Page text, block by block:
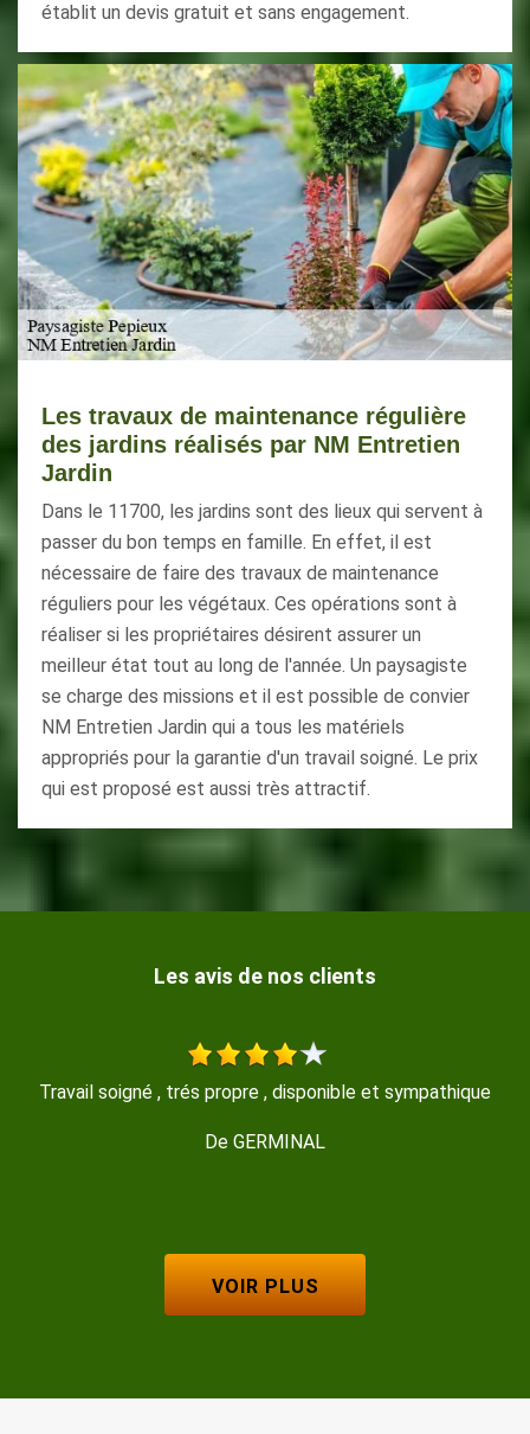
établit un devis gratuit et sans engagement.
Les travaux de maintenance régulière
des jardins réalisés par NM Entretien
Jardin
Dans le 11700, les jardins sont des lieux qui servent à
passer du bon temps en famille. En effet, il est
nécessaire de faire des travaux de maintenance
réguliers pour les végétaux. Ces opérations sont à
réaliser si les propriétaires désirent assurer un
meilleur état tout au long de l'année. Un paysagiste
se charge des missions et il est possible de convier
NM Entretien Jardin qui a tous les matériels
appropriés pour la garantie d'un travail soigné. Le prix
qui est proposé est aussi très attractif.
Les avis de nos clients
Entreprise sérieuse et réactive, je recommande !!
De Marine
VOIR PLUS